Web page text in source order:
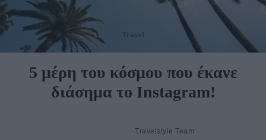
Travel
5 μέρη του κόσμου που έκανε
διάσημα το Instagram!
Travelstyle Team